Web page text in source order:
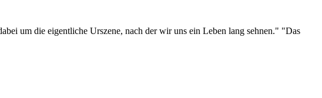
um die eigentliche Urszene, nach der wir uns ein Leben lang sehnen." "Das